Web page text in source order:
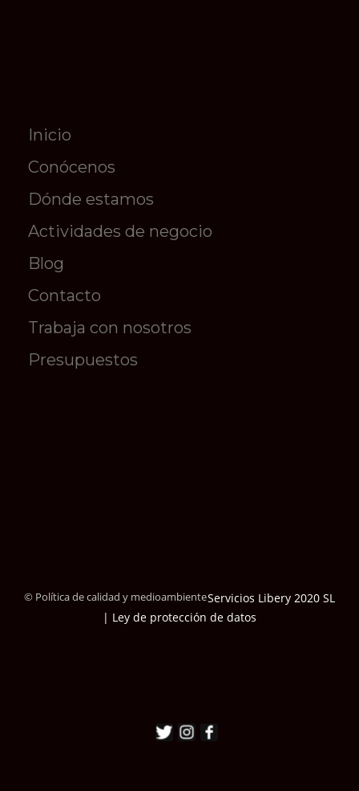
Inicio
Conócenos
Dónde estamos
Actividades de negocio
Blog
Contacto
Trabaja con nosotros
Presupuestos
© Política de calidad y medioambienteServicios Libery 2020 SL
| Ley de protección de datos